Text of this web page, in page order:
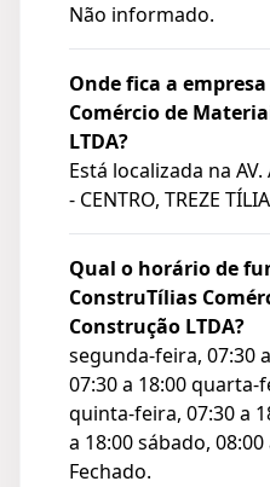
Não informado.
Onde fica a
Comércio de
LTDA?
Está localizada na
- CENTRO, TREZE
Qual o horário de
ConstruTílias
Construção LTDA?
segunda-feira, 07:30
07:30 a 18:00 quarta-
quinta-feira, 07:30 a
a 18:00 sábado,
Fechado.